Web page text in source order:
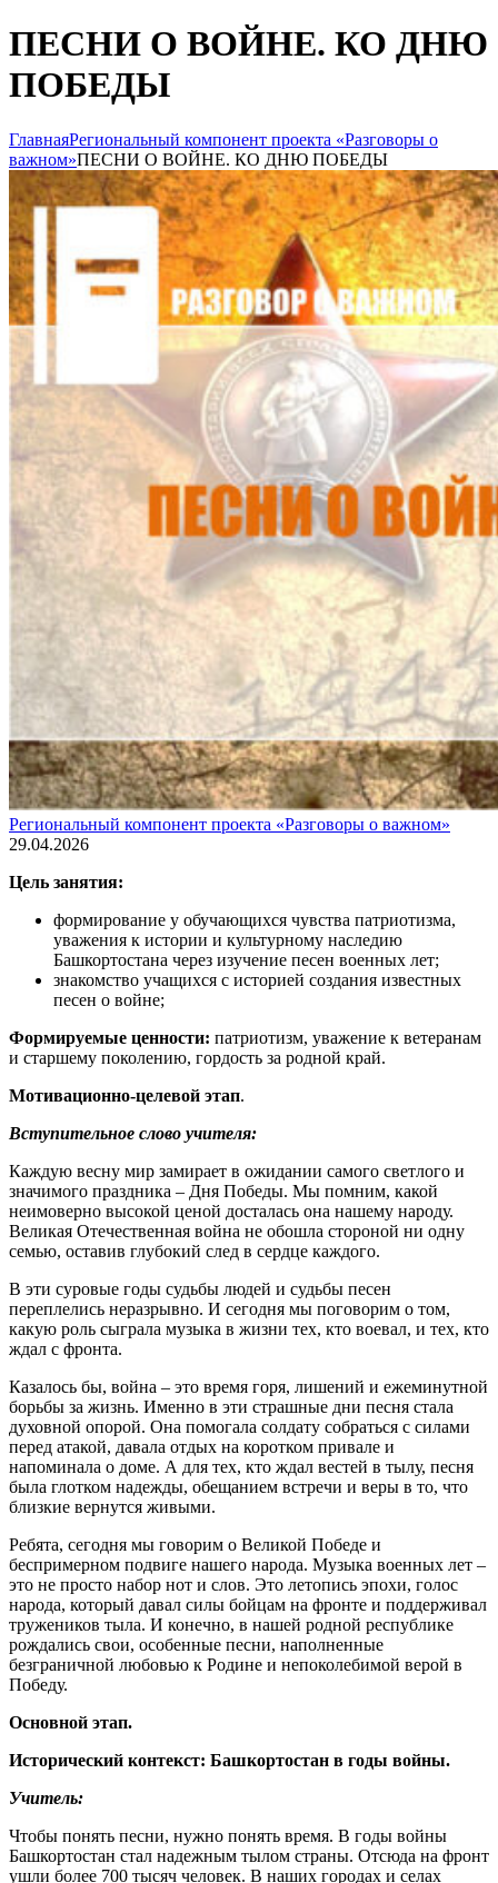
ПЕСНИ О ВОЙНЕ. КО ДНЮ
ПОБЕДЫ
ГлавнаяРегиональный компонент проекта «Разговоры о
важном»ПЕСНИ О ВОЙНЕ. КО ДНЮ ПОБЕДЫ
Региональный компонент проекта «Разговоры о важном»
29.04.2026
Цель занятия:
формирование у обучающихся чувства патриотизма,
уважения к истории и культурному наследию
Башкортостана через изучение песен военных лет;
знакомство учащихся с историей создания известных
песен о войне;
Формируемые ценности: патриотизм, уважение к ветеранам
и старшему поколению, гордость за родной край.
Мотивационно-целевой этап.
Вступительное слово учителя:
Каждую весну мир замирает в ожидании самого светлого и
значимого праздника – Дня Победы. Мы помним, какой
неимоверно высокой ценой досталась она нашему народу.
Великая Отечественная война не обошла стороной ни одну
семью, оставив глубокий след в сердце каждого.
В эти суровые годы судьбы людей и судьбы песен
переплелись неразрывно. И сегодня мы поговорим о том,
какую роль сыграла музыка в жизни тех, кто воевал, и тех, кто
ждал с фронта.
Казалось бы, война – это время горя, лишений и ежеминутной
борьбы за жизнь. Именно в эти страшные дни песня стала
духовной опорой. Она помогала солдату собраться с силами
перед атакой, давала отдых на коротком привале и
напоминала о доме. А для тех, кто ждал вестей в тылу, песня
была глотком надежды, обещанием встречи и веры в то, что
близкие вернутся живыми.
Ребята, сегодня мы говорим о Великой Победе и
беспримерном подвиге нашего народа. Музыка военных лет –
это не просто набор нот и слов. Это летопись эпохи, голос
народа, который давал силы бойцам на фронте и поддерживал
тружеников тыла. И конечно, в нашей родной республике
рождались свои, особенные песни, наполненные
безграничной любовью к Родине и непоколебимой верой в
Победу.
Основной этап.
Исторический контекст: Башкортостан в годы войны.
Учитель:
Чтобы понять песни, нужно понять время. В годы войны
Башкортостан стал надежным тылом страны. Отсюда на фронт
ушли более 700 тысяч человек. В наших городах и селах